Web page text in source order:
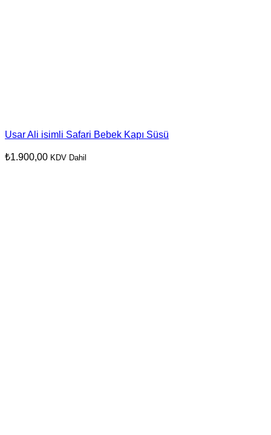
Usar Ali isimli Safari Bebek Kapı Süsü
₺1.900,00 KDV Dahil